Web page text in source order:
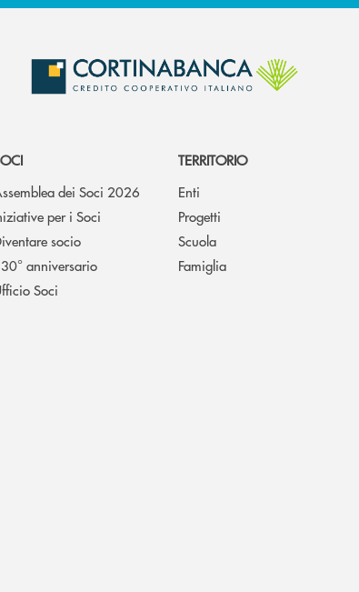
dei Soci 2026
per i Soci
socio
anniversario
Soci
TERRITORIO
Enti
Progetti
Scuola
Famiglia